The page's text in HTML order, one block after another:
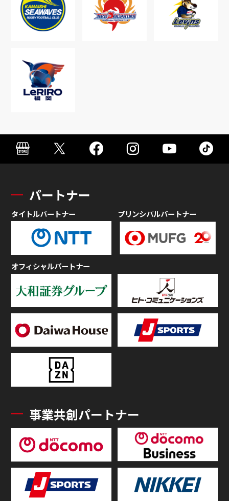
パートナー
タイトルパートナー プリンシパルパートナー
オフィシャルパートナー
事業共創パートナー